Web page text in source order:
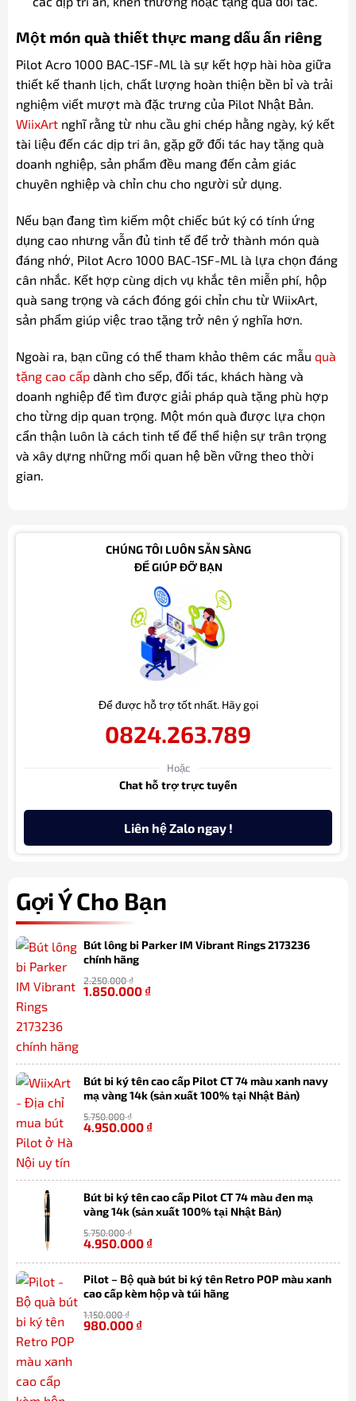
Một món quà thiết thực mang dấu ấn riêng
Pilot Acro 1000 BAC-1SF-ML là sự kết hợp hài hòa giữa
thiết kế thanh lịch, chất lượng hoàn thiện bền bỉ và trải
nghiệm viết mượt mà đặc trưng của Pilot Nhật Bản.
WiixArtnghĩ rằng từ nhu cầu ghi chép hằng ngày, ký kết
tài liệu đến các dịp tri ân, gặp gỡ đối tác hay tặng quà
doanh nghiệp, sản phẩm đều mang đến cảm giác
chuyên nghiệp và chỉn chu cho người sử dụng.
Nếu bạn đang tìm kiếm một chiếc bút ký có tính ứng
dụng cao nhưng vẫn đủ tinh tế để trở thành món quà
đáng nhớ, Pilot Acro 1000 BAC-1SF-ML là lựa chọn đáng
cân nhắc. Kết hợp cùng dịch vụ khắc tên miễn phí, hộp
quà sang trọng và cách đóng gói chỉn chu từ WiixArt,
sản phẩm giúp việc trao tặng trở nên ý nghĩa hơn.
Ngoài ra, bạn cũng có thể tham khảo thêm các mẫu quà
tặng cao cấpdành cho sếp, đối tác, khách hàng và
doanh nghiệp để tìm được giải pháp quà tặng phù hợp
cho từng dịp quan trọng. Một món quà được lựa chọn
cẩn thận luôn là cách tinh tế để thể hiện sự trân trọng
và xây dựng những mối quan hệ bền vững theo thời
gian.
CHÚNG TÔI LUÔN SẴN SÀNG
ĐỂ GIÚP ĐỠ BẠN
Để được hỗ trợ tốt nhất. Hãy gọi
0824.263.789
Hoặc
Chat hỗ trợ trực tuyến
Liên hệ Zalo ngay !
Gợi Ý Cho Bạn
Bút lông bi Parker IM Vibrant Rings 2173236
chính hãng
2.250.000₫
1.850.000 ₫
Bút bi ký tên cao cấp Pilot CT 74 màu xanh navy
mạ vàng 14k (sản xuất 100% tại Nhật Bản)
5.750.000₫
4.950.000 ₫
Bút bi ký tên cao cấp Pilot CT 74 màu đen mạ
vàng 14k (sản xuất 100% tại Nhật Bản)
5.750.000₫
4.950.000 ₫
Pilot – Bộ quà bút bi ký tên Retro POP màu xanh
cao cấp kèm hộp và túi hãng
1.150.000₫
980.000 ₫